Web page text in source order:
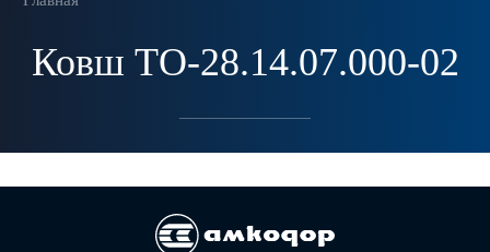
Ковш ТО-28.14.07.000-02